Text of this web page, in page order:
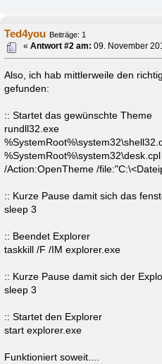
Ted4you Beiträge: 1
«Antwort #2 am: 09. November
Also, ich hab mittlerweile den
gefunden:
:: Startet das gewünschte Theme
rundll32.exe
/Action:OpenTheme /
:: Kurze Pause damit sich das
sleep 3
:: Beendet Explorer
taskkill /F /IM explorer.exe
:: Kurze Pause damit sich der
sleep 3
:: Startet den Explorer
start explorer.exe
Funktioniert soweit....